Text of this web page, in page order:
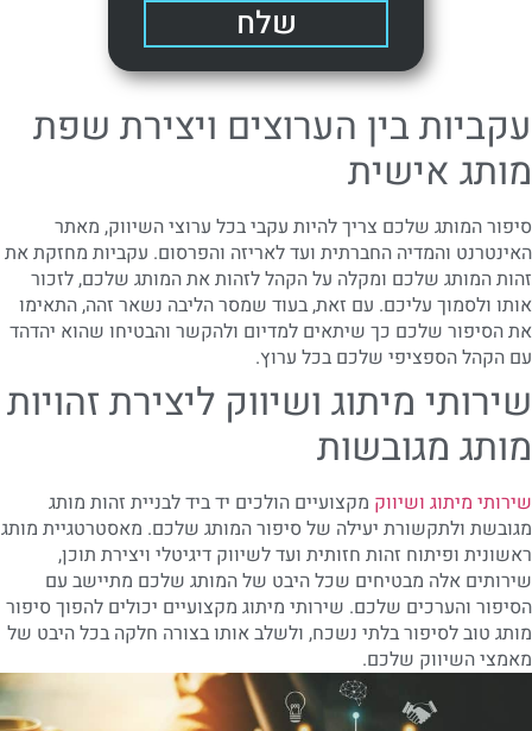
שלח
עקביות בין הערוצים ויצירת שפת
מותג אישית
סיפור המותג שלכם צריך להיות עקבי בכל ערוצי השיווק, מאתר
האינטרנט והמדיה החברתית ועד לאריזה והפרסום. עקביות מחזקת את
זהות המותג שלכם ומקלה על הקהל לזהות את המותג שלכם, לזכור
אותו ולסמוך עליכם. עם זאת, בעוד שמסר הליבה נשאר זהה, התאימו
את הסיפור שלכם כך שיתאים למדיום ולהקשר והבטיחו שהוא יהדהד
עם הקהל הספציפי שלכם בכל ערוץ.
שירותי מיתוג ושיווק ליצירת זהויות
מותג מגובשות
שירותי מיתוג ושיווק מקצועיים הולכים יד ביד לבניית זהות מותג
מגובשת ולתקשורת יעילה של סיפור המותג שלכם. מאסטרטגיית מותג
ראשונית ופיתוח זהות חזותית ועד לשיווק דיגיטלי ויצירת תוכן,
שירותים אלה מבטיחים שכל היבט של המותג שלכם מתיישב עם
הסיפור והערכים שלכם. שירותי מיתוג מקצועיים יכולים להפוך סיפור
מותג טוב לסיפור בלתי נשכח, ולשלב אותו בצורה חלקה בכל היבט של
מאמצי השיווק שלכם.